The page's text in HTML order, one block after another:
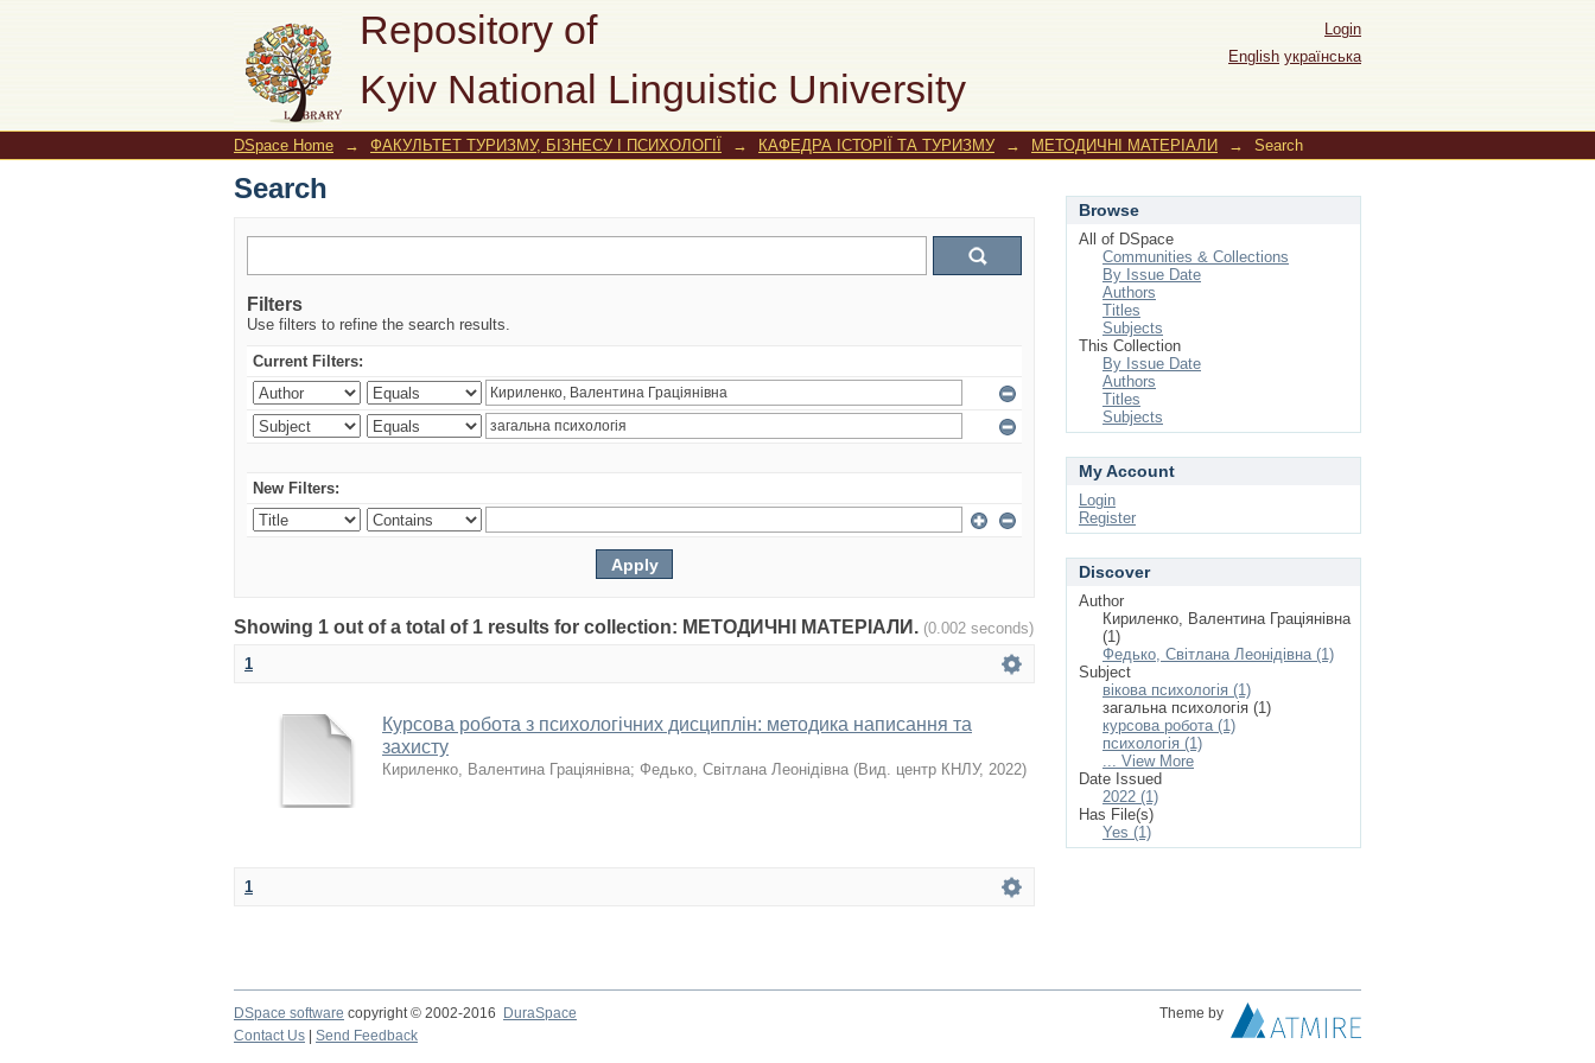
Repository of
Kyiv National Linguistic University
Search
Login
English українська
DSpace Home → ФАКУЛЬТЕТ ТУРИЗМУ, БІЗНЕСУ І ПСИХОЛОГІЇ → КАФЕДРА ІСТОРІЇ ТА ТУРИЗМУ → МЕТОДИЧНІ МАТЕРІАЛИ → Search
Search
Filters
Use filters to refine the search results.
Current Filters:
New Filters:
Showing 1 out of a total of 1 results for collection: МЕТОДИЧНІ МАТЕРІАЛИ. (0.002 seconds)
1
Курсова робота з психологічних дисциплін: методика написання та
захисту
Кириленко, Валентина Граціянівна; Федько, Світлана Леонідівна (Вид. центр КНЛУ, 2022)
1
Browse
All of DSpace
Communities & Collections
By Issue Date
Authors
Titles
Subjects
This Collection
By Issue Date
Authors
Titles
Subjects
My Account
Login
Register
Discover
Author
Кириленко, Валентина Граціянівна
(1)
Федько, Світлана Леонідівна (1)
Subject
вікова психологія (1)
загальна психологія (1)
курсова робота (1)
психологія (1)
... View More
Date Issued
2022 (1)
Has File(s)
Yes (1)
DSpace software copyright © 2002-2016 DuraSpace
Theme by
Contact Us
Send Feedback